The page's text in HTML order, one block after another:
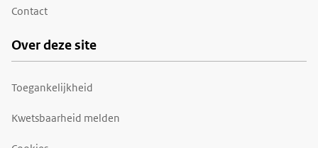
Contact
Over deze site
Toegankelijkheid
Kwetsbaarheid melden